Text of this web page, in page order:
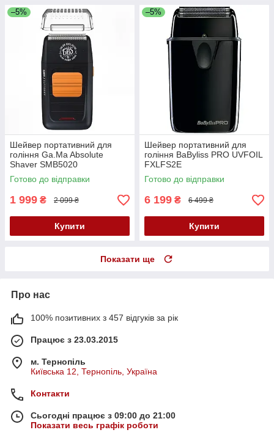
–5%
Шейвер портативний для
гоління Ga.Ma Absolute
Shaver SMB5020
Готово до відправки
1 999 ₴ 2 099 ₴
Купити
–5%
Шейвер портативний для
гоління BaByliss PRO UVFOIL
FXLFS2E
Готово до відправки
6 199 ₴ 6 499 ₴
Купити
Показати ще
Про нас
100% позитивних з 457 відгуків за рік
Працює з 23.03.2015
м. Тернопіль
Київська 12, Тернопіль, Україна
Контакти
Сьогодні працює з 09:00 до 21:00
Показати весь графік роботи